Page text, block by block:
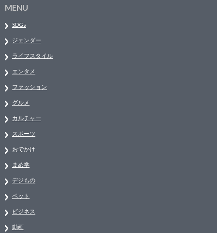
MENU
SDGs
ジェンダー
ライフスタイル
エンタメ
ファッション
グルメ
カルチャー
スポーツ
おでかけ
まめ学
デジもの
ペット
ビジネス
動画